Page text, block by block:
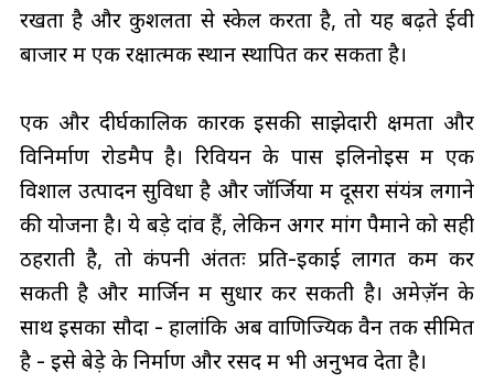
रखता है और कुशलता से स्केल करता है, तो यह बढ़ते ईवी
बाजार में एक रक्षात्मक स्थान स्थापित कर सकता है।
एक और दीर्घकालिक कारक इसकी साझेदारी क्षमता और
विनिर्माण रोडमैप है। रिवियन के पास इलिनोइस में एक
विशाल उत्पादन सुविधा है और जॉर्जिया में दूसरा संयंत्र लगाने
की योजना है। ये बड़े दांव हैं, लेकिन अगर मांग पैमाने को सही
ठहराती है, तो कंपनी अंततः प्रति-इकाई लागत कम कर
सकती है और मार्जिन में सुधार कर सकती है। अमेज़ॅन के
साथ इसका सौदा - हालांकि अब वाणिज्यिक वैन तक सीमित
है - इसे बेड़े के निर्माण और रसद में भी अनुभव देता है।